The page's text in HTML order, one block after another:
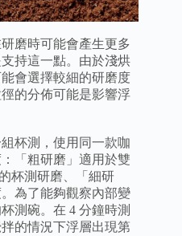
磨時可能會產生更多
持這一點。由於淺烘
會選擇較細的研磨度
的分佈可能是影響浮
杯測，使用同一款咖
「粗研磨」適用於雙
杯測研磨、「細研
為了能夠觀察內部變
測碗。在 4 分鐘時測
的情況下浮層出現第